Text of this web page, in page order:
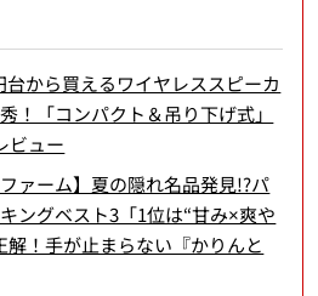
台から買えるワイヤレススピーカ
！「コンパクト＆吊り下げ式」
ビュー
ァーム】夏の隠れ名品発見!?パ
ングベスト3「1位は“甘み×爽や
解！手が止まらない『かりんと